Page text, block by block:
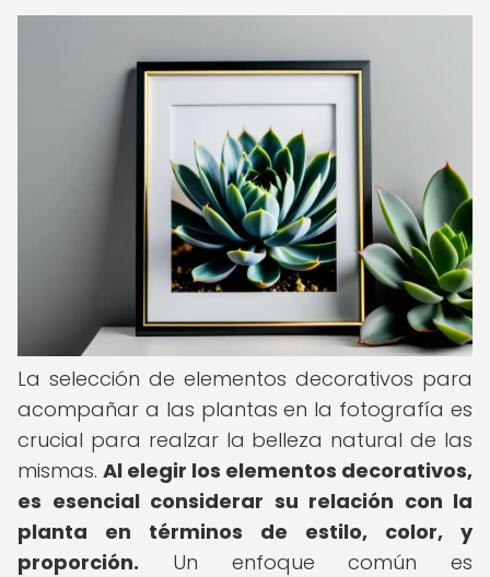
La selección de elementos decorativos para
acompañar a las plantas en la fotografía es
crucial para realzar la belleza natural de las
mismas. Al elegir los elementos decorativos,
es esencial considerar su relación con la
planta en términos de estilo, color, y
proporción. Un enfoque común es